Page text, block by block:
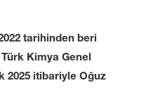
tarihinden beri
Kimya Genel
2025 itibariyle Oğuz